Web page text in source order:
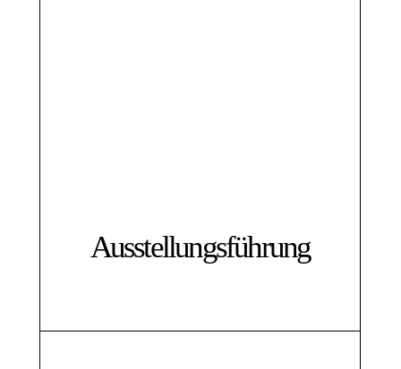
Ausstellungsführung